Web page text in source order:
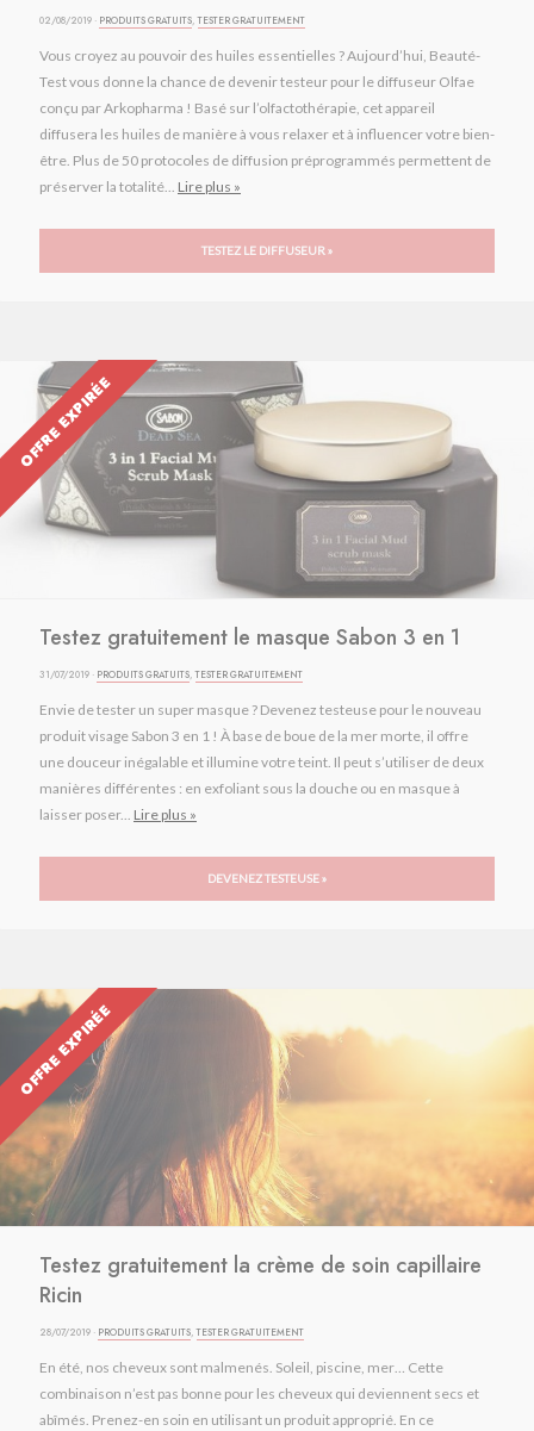
02/08/2019 · PRODUITS GRATUITS,TESTER GRATUITEMENT
Vous croyez au pouvoir des huiles essentielles ? Aujourd’hui, Beauté-
Test vous donne la chance de devenir testeur pour le diffuseur Olfae
conçu par Arkopharma ! Basé sur l’olfactothérapie, cet appareil
diffusera les huiles de manière à vous relaxer et à influencer votre bien-
être. Plus de 50 protocoles de diffusion préprogrammés permettent de
préserver la totalité... Lire plus »
TESTEZ LE DIFFUSEUR »
OFFRE EXPIRÉE
Testez gratuitement le masque Sabon 3 en 1
31/07/2019 · PRODUITS GRATUITS,TESTER GRATUITEMENT
Envie de tester un super masque ? Devenez testeuse pour le nouveau
produit visage Sabon 3 en 1 ! À base de boue de la mer morte, il offre
une douceur inégalable et illumine votre teint. Il peut s’utiliser de deux
manières différentes : en exfoliant sous la douche ou en masque à
laisser poser... Lire plus »
DEVENEZ TESTEUSE »
OFFRE EXPIRÉE
Testez gratuitement la crème de soin capillaire
Ricin
28/07/2019 · PRODUITS GRATUITS,TESTER GRATUITEMENT
En été, nos cheveux sont malmenés. Soleil, piscine, mer… Cette
combinaison n’est pas bonne pour les cheveux qui deviennent secs et
abîmés. Prenez-en soin en utilisant un produit approprié. En ce